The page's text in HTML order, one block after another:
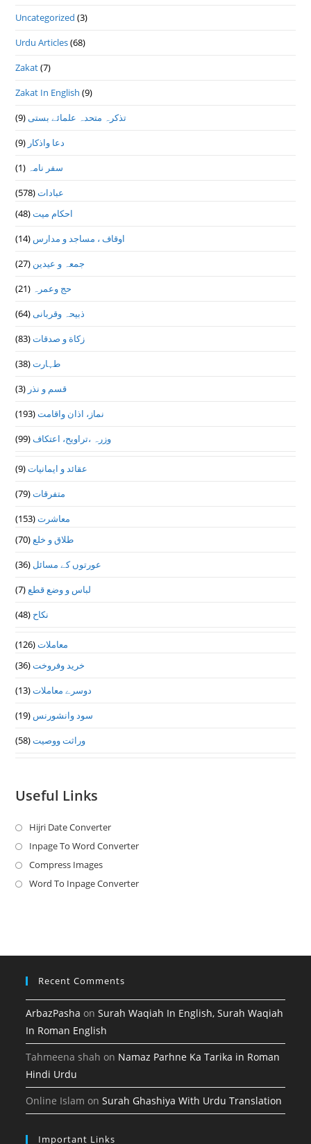
Uncategorized (3)
Urdu Articles(68)
Zakat(7)
Zakat In English (9)
تذكرہ متحدہ علمائے بستى(9)
دعا واذكار (9)
سفر نامہ (1)
عبادات(578)
احکام میت(48)
اوقاف ، مساجد و مدارس (14)
جمعہ و عیدین (27)
حج وعمرہ (21)
ذبیحہ وقربانی(64)
زکاة و صدقات(83)
طہارت(38)
قسم و نذر (3)
نماز، اذان واقامت(193)
وزرہ ،تراويح، اعتكاف(99)
عقائد و ایمانیات(9)
متفرقات(79)
معاشرت(153)
طلاق و خلع(70)
عورتوں کے مسائل (36)
لباس و وضع قطع(7)
نکاح (48)
معاملات(126)
خرید وفروخت(36)
دوسرے معاملات(13)
سود وانشورنس (19)
وراثت ووصيت(58)
Useful Links
Hijri Date ConverterOpens
in
new
Inpage To Word ConverterOpens
a
Compress ImagesOpens
in
Word To Inpage ConverterOpens
tab
Recent Comments
ArbazPasha onSurah Waqiah In English, Surah Waqiah
In Roman English
Tahmeena shah on Namaz Parhne Ka Tarika in Roman
Hindi Urdu
Online Islam onSurah Ghashiya With Urdu Translation
Important Links